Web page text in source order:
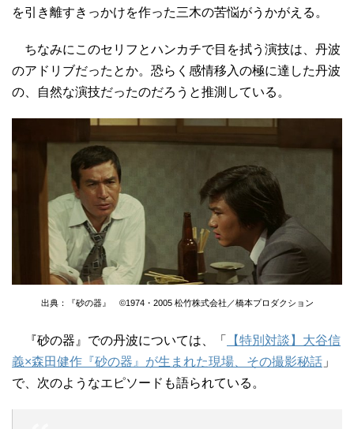
を引き離すきっかけを作った三木の苦悩がうかがえる。
ちなみにこのセリフとハンカチで目を拭う演技は、丹波
のアドリブだったとか。恐らく感情移入の極に達した丹波
の、自然な演技だったのだろうと推測している。
出典：『砂の器』 ©1974・2005 松竹株式会社／橋本プロダクション
『砂の器』での丹波については、「
【特別対談】大谷信
義×森田健作『砂の器』が生まれた現場、その撮影秘話 」
で、次のようなエピソードも語られている。